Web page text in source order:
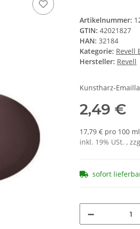
Artikelnummer:
GTIN: 42021827
HAN: 32184
Kategorie: Revell
Hersteller: Revell
Kunstharz-
2,49 €
17,79 € pro 100 ml
inkl. 19% USt. ,
sofort